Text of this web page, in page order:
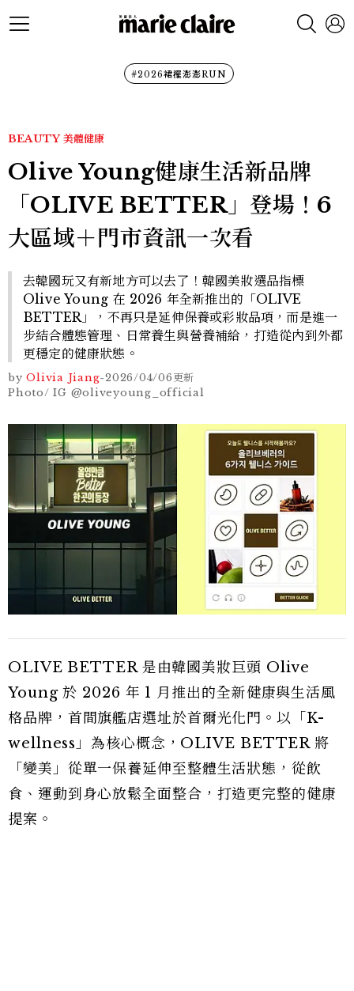
#2026裙襬澎澎RUN
BEAUTY 美體健康
Olive Young健康生活新品牌
「OLIVE BETTER」登場！6
大區域＋門市資訊一次看
去韓國玩又有新地方可以去了！韓國美妝選品指標
Olive Young 在 2026 年全新推出的「OLIVE
BETTER」，不再只是延伸保養或彩妝品項，而是進一
步結合體態管理、日常養生與營養補給，打造從內到外都
更穩定的健康狀態。
by Olivia Jiang-2026/04/06更新
Photo/ IG @oliveyoung_official
OLIVE BETTER 是由韓國美妝巨頭 Olive
Young 於 2026 年 1 月推出的全新健康與生活風
格品牌，首間旗艦店選址於首爾光化門。以「K-
wellness」為核心概念，OLIVE BETTER 將
「變美」從單一保養延伸至整體生活狀態，從飲
食、運動到身心放鬆全面整合，打造更完整的健康
提案。